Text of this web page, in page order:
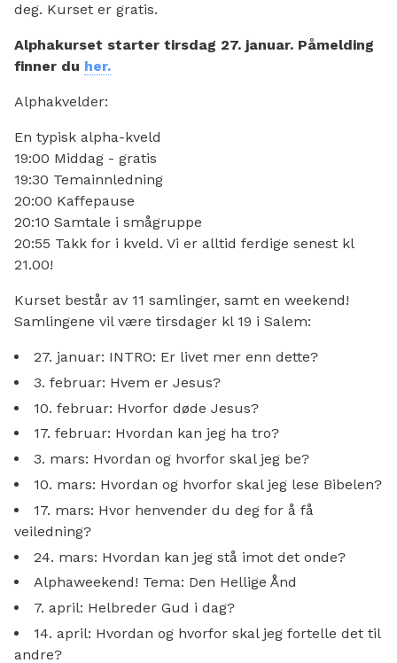
deg. Kurset er gratis.
Alphakurset starter tirsdag 27. januar. Påmelding
finner du her.
Alphakvelder:
En typisk alpha-kveld
19:00 Middag - gratis
19:30 Temainnledning
20:00 Kaffepause
20:10 Samtale i smågruppe
20:55 Takk for i kveld. Vi er alltid ferdige senest kl
21.00!
Kurset består av 11 samlinger, samt en weekend!
Samlingene vil være tirsdager kl 19 i Salem:
27. januar: INTRO: Er livet mer enn dette?
3. februar: Hvem er Jesus?
10. februar: Hvorfor døde Jesus?
17. februar: Hvordan kan jeg ha tro?
3. mars: Hvordan og hvorfor skal jeg be?
10. mars: Hvordan og hvorfor skal jeg lese Bibelen?
17. mars: Hvor henvender du deg for å få
veiledning?
24. mars: Hvordan kan jeg stå imot det onde?
Alphaweekend! Tema: Den Hellige Ånd
7. april: Helbreder Gud i dag?
14. april: Hvordan og hvorfor skal jeg fortelle det til
andre?